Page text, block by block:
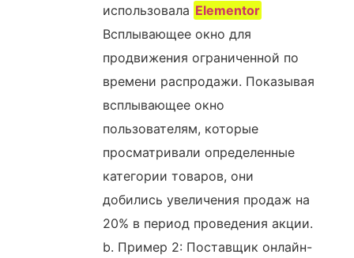
использовала Elementor
Всплывающее окно для
продвижения ограниченной по
времени распродажи. Показывая
всплывающее окно
пользователям, которые
просматривали определенные
категории товаров, они
добились увеличения продаж на
20% в период проведения акции.
b. Пример 2: Поставщик онлайн-